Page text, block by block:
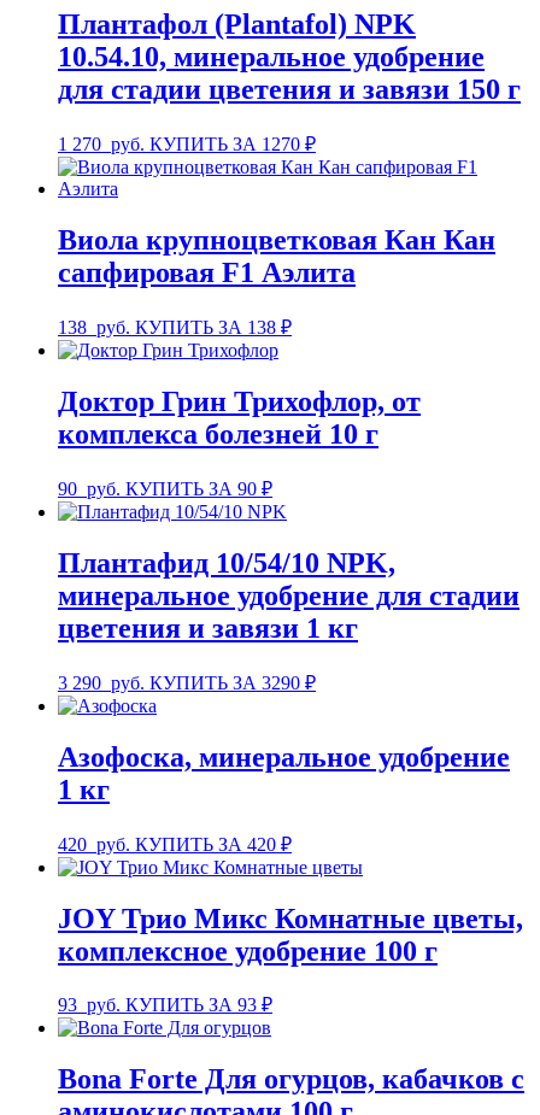
Плантафол (Plantafol) NPK
10.54.10, минеральное удобрение
для стадии цветения и завязи 150 г
1 270 руб. КУПИТЬ ЗА 1270 ₽
Виола крупноцветковая Кан Кан
сапфировая F1 Аэлита
138 руб. КУПИТЬ ЗА 138 ₽
Доктор Грин Трихофлор, от
комплекса болезней 10 г
90 руб. КУПИТЬ ЗА 90 ₽
Плантафид 10/54/10 NPK,
минеральное удобрение для стадии
цветения и завязи 1 кг
3 290 руб. КУПИТЬ ЗА 3290 ₽
Азофоска, минеральное удобрение
1 кг
420 руб. КУПИТЬ ЗА 420 ₽
JOY Трио Микс Комнатные цветы,
комплексное удобрение 100 г
93 руб. КУПИТЬ ЗА 93 ₽
Bona Forte Для огурцов, кабачков с